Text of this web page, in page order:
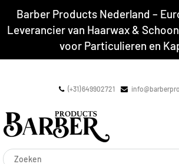
Barber Products Nederland –
Leverancier van Haarwax &
voor Particulieren en
(+31) 649902721